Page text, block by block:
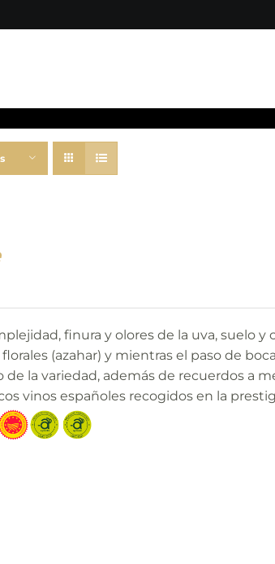
finura y olores de la uva, suelo
(azahar) y mientras el paso de
de la variedad, además de recuerdos a
vinos españoles recogidos en la